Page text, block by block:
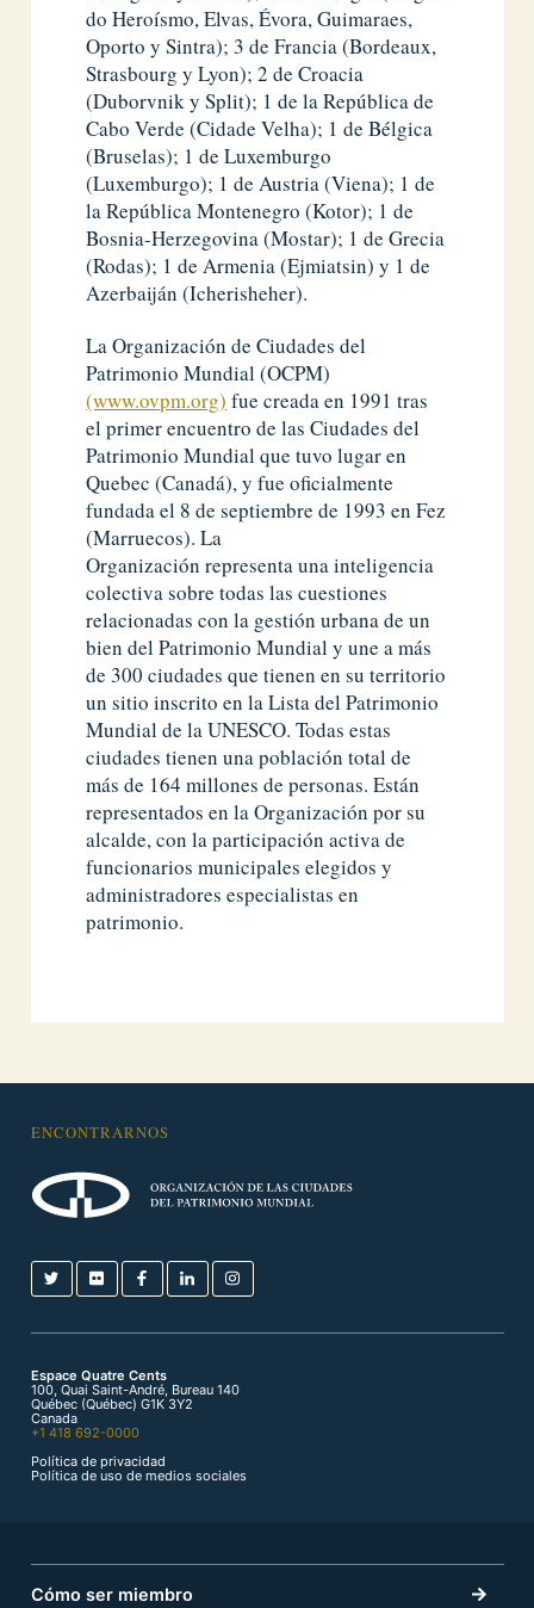
do Heroísmo, Elvas, Évora, Guimaraes,
Oporto y Sintra); 3 de Francia (Bordeaux,
Strasbourg y Lyon); 2 de Croacia
(Duborvnik y Split); 1 de la República de
Cabo Verde (Cidade Velha); 1 de Bélgica
(Bruselas); 1 de Luxemburgo
(Luxemburgo); 1 de Austria (Viena); 1 de
la República Montenegro (Kotor); 1 de
Bosnia-Herzegovina (Mostar); 1 de Grecia
(Rodas); 1 de Armenia (Ejmiatsin) y 1 de
Azerbaiján (Icherisheher).
La Organización de Ciudades del
Patrimonio Mundial (OCPM)
(www.ovpm.org) fue creada en 1991 tras
el primer encuentro de las Ciudades del
Patrimonio Mundial que tuvo lugar en
Quebec (Canadá), y fue oficialmente
fundada el 8 de septiembre de 1993 en Fez
(Marruecos). La
Organización representa una inteligencia
colectiva sobre todas las cuestiones
relacionadas con la gestión urbana de un
bien del Patrimonio Mundial y une a más
de 300 ciudades que tienen en su territorio
un sitio inscrito en la Lista del Patrimonio
Mundial de la UNESCO. Todas estas
ciudades tienen una población total de
más de 164 millones de personas. Están
representados en la Organización por su
alcalde, con la participación activa de
funcionarios municipales elegidos y
administradores especialistas en
patrimonio.
ENCONTRARNOS
Espace Quatre Cents
100, Quai Saint-André, Bureau 140
Québec (Québec) G1K 3Y2
Canada
+1 418 692-0000
Política de privacidad
Política de uso de medios sociales
Cómo ser miembro